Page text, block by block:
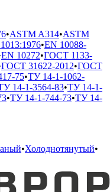
•ASTM A314•ASTM
•EN 10088-
EN 10272•ГОСТ 1133-
ГОСТ 31622-2012•ГОСТ
75•ТУ 14-1-1062-
14-1-3564-83•ТУ 14-1-
•ТУ 14-1-744-73•ТУ 14-
•Холоднотянутый•